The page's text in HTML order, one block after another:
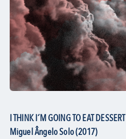
I THINK I´M GOING TO EAT DESSERT
Miguel Ângelo Solo (2017)